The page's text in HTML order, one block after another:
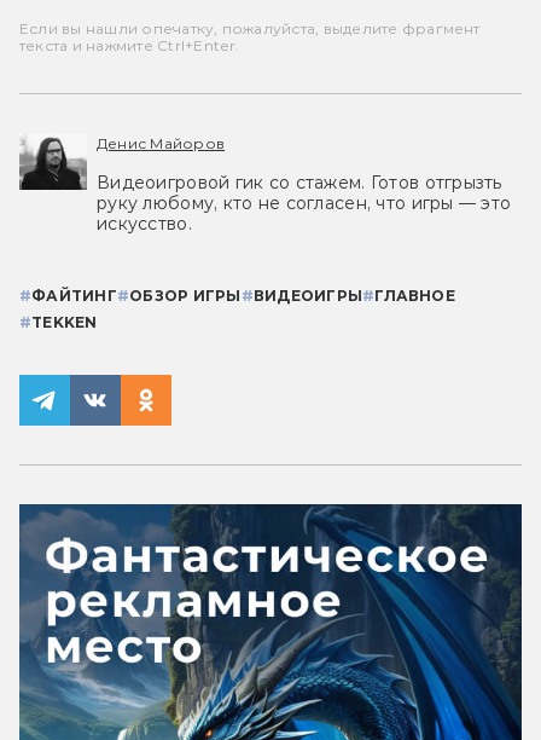
Если вы нашли опечатку, пожалуйста, выделите фрагмент
текста и нажмите Ctrl+Enter.
Денис Майоров
Видеоигровой гик со стажем. Готов отгрызть
руку любому, кто не согласен, что игры — это
искусство.
#ФАЙТИНГ#ОБЗОР ИГРЫ #ВИДЕОИГРЫ#ГЛАВНОЕ
#TEKKEN